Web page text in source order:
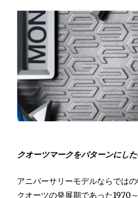
クオーツマークをパターンにし
アニバーサリーモデルならではの
クオーツの発展期であった1970